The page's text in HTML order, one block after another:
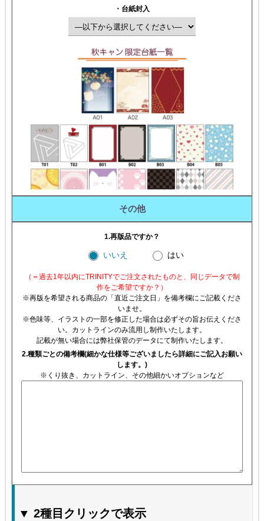
・台紙封入
その他
1.再版品ですか？
いいえ はい
（＝過去1年以内にTRINITYでご注文されたものと、同じデータで制
作をご希望ですか？）
※再版を希望される商品の「直近ご注文日」を備考欄にご記載くださ
いませ。
※色味等、イラストの一部を修正した場合は必ずその旨お伝えくださ
い。カットラインのみ流用し制作いたします。
記載が無い場合には弊社保管のデータにて制作いたします。
2.種類ごとの備考欄(細かな仕様等ございましたら詳細にご記入お願い
します。)
※くり抜き、カットライン、その他細かいオプションなど
▼ 2種目クリックで表示